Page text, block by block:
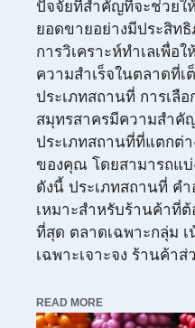
ปัจจัยที่สำคัญที่จะช่วยใ
ยอดขายอย่างมีประสิท
การวิเคราะห์ทำเลเพื่อ
ความสำเร็จในตลาดที่
ประเภทสถานที่ การเลื
สมุทรสาครมีความสำ
ประเภทสถานที่ที่แตกต่
ของคุณ โดยสามารถแบ่
ดังนี้ ประเภทสถานที่ ค
เหมาะสำหรับร้านค้าที่ต้
ที่สุด ตลาดเฉพาะกลุ่ม
เฉพาะเจาะจง ร้านค้า
READ MORE